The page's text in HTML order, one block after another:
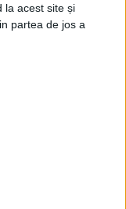
la acest site și
partea de jos a